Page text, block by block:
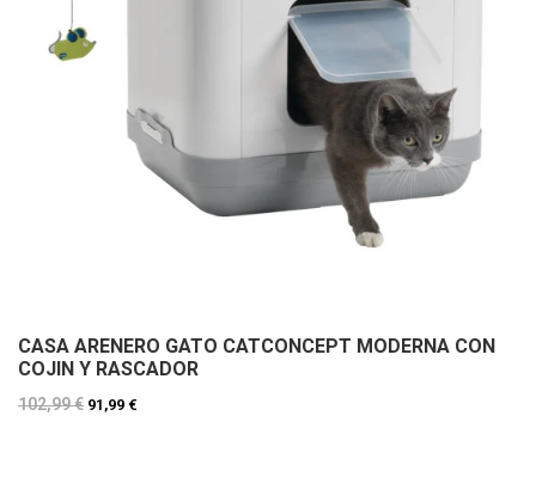
CASA ARENERO GATO CATCONCEPT MODERNA CON
COJIN Y RASCADOR
102,99 € 91,99 €